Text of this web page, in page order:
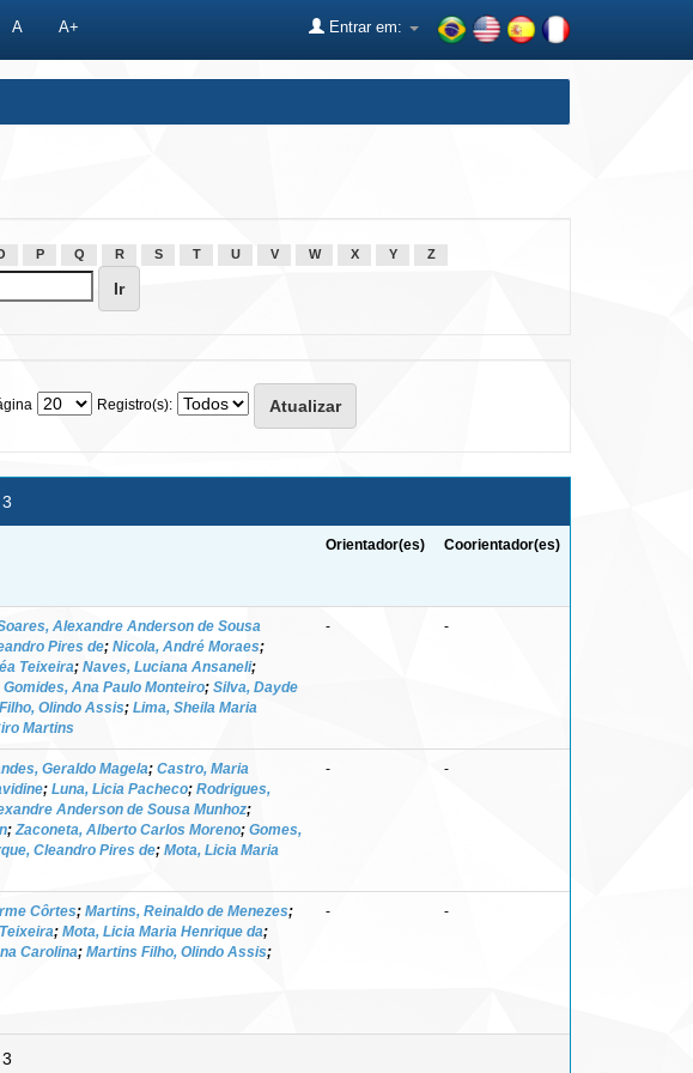
A A+ Entrar em:
P Q R S T U V W X Y Z
Registro(s):
Orientador(es) Coorientador(es)
Alexandre Anderson de Sousa
Pires de; Nicola, André Moraes;
Teixeira; Naves, Luciana Ansaneli;
Gomides, Ana Paulo Monteiro; Silva, Dayde
Olindo Assis; Lima, Sheila Maria
Martins
- -
Geraldo Magela; Castro, Maria
; Luna, Licia Pacheco; Rodrigues,
Anderson de Sousa Munhoz;
; Zaconeta, Alberto Carlos Moreno; Gomes,
Cleandro Pires de; Mota, Licia Maria
- -
Côrtes; Martins, Reinaldo de Menezes;
; Mota, Licia Maria Henrique da;
Carolina; Martins Filho, Olindo Assis;
- -